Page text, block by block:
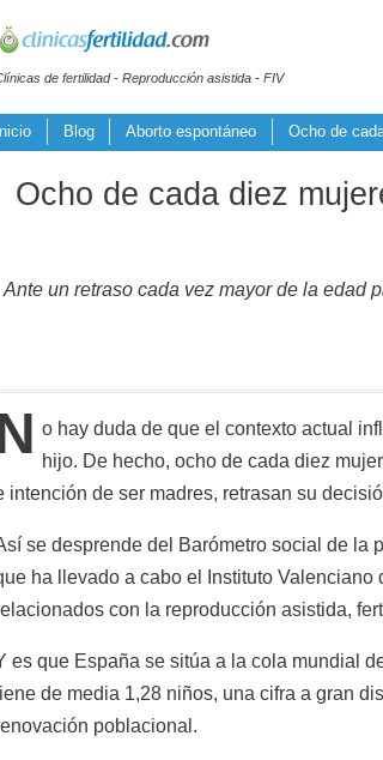
de fertilidad - Reproducción asistida - FIV
Inicio Blog Aborto espontáneo Ocho de
Ocho de cada diez
Ante un retraso cada vez mayor de la edad
o hay duda de que el contexto actual
hijo. De hecho, ocho de cada diez
intención de ser madres, retrasan su
se desprende del Barómetro social de la
ha llevado a cabo el Instituto
con la reproducción asistida,
es que España se sitúa a la cola mundial
de media 1,28 niños, una cifra a gran
poblacional.